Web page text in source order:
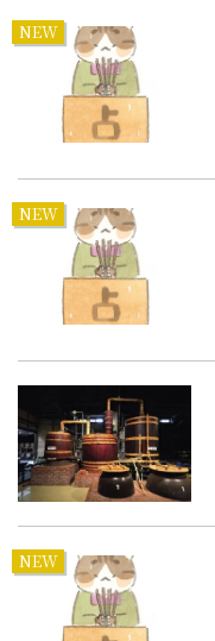
NEW
NEW
NEW